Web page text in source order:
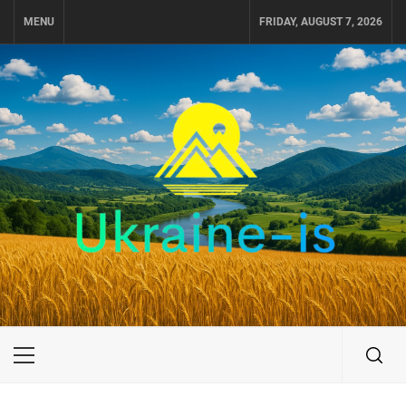
MENU FRIDAY, AUGUST 7, 2026
UKRAINE-IS
ПОДОРОЖI ПО УКРАЇНІ
Primary